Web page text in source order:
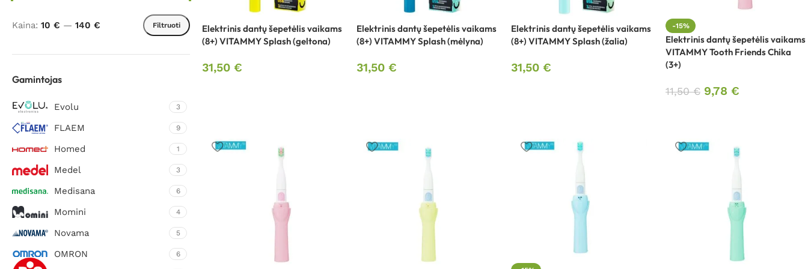
Riešiniai kraujospūdžio matuokliai
Burnos higienos, dantų priežiūros
Šildytuvai, šildyklės
Akumuliatorinės šildyklės
Filtruoti
Kaina: 10 € — 140 €
Gamintojas
Evolu 3
FLAEM 9
Homed 1
Medel 3
Medisana 6
Momini 4
Novama 5
OMRON 6
Elektrinis dantų šepetėlis vaikams
(8+) VITAMMY Splash (geltona)
31,50 €
Elektrinis dantų šepetėlis vaikams
(8+) VITAMMY Splash (mėlyna)
31,50 €
Elektrinis dantų šepetėlis vaikams
(8+) VITAMMY Splash (žalia)
31,50 €
-15%
Elektrinis dantų šepetėlis vaikams
VITAMMY Tooth Friends Chika
(3+)
11,50€ 9,78 €